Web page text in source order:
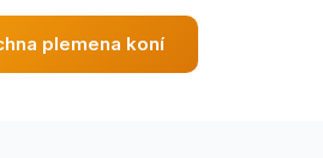
plemena koní